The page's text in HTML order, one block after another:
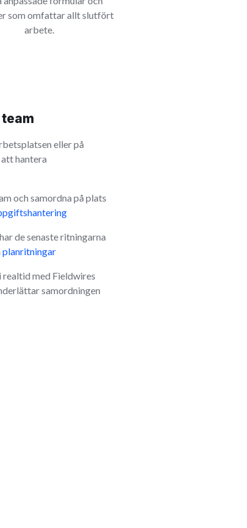
som omfattar allt slutfört
arbete.
eller på
hantera
och samordna på plats
de senaste ritningarna
planritningar
med Fieldwires
samordningen